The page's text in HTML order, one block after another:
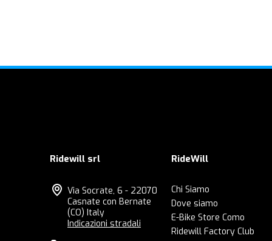
Ridewill srl
Via Socrate, 6 - 22070
Casnate con Bernate
(CO) Italy
Indicazioni stradali
RideWill
Chi Siamo
Dove siamo
E-Bike Store Como
Ridewill Factory Club